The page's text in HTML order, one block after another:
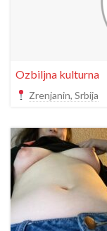
Ozbiljna kulturna
Zrenjanin, Srbija